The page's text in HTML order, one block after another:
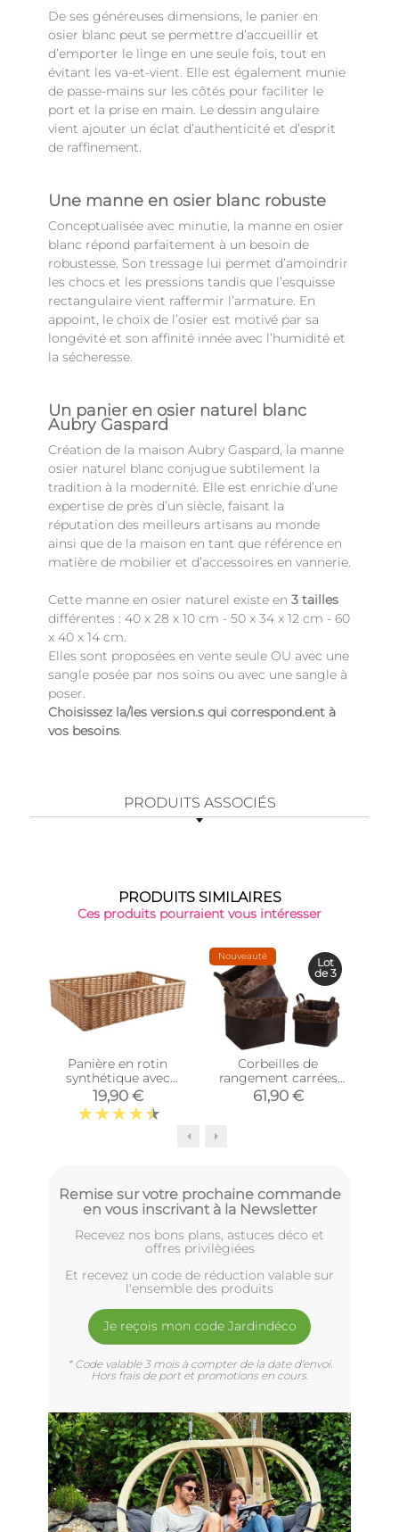
De ses généreuses dimensions, le panier en
osier blanc peut se permettre d’accueillir et
d’emporter le linge en une seule fois, tout en
évitant les va-et-vient. Elle est également munie
de passe-mains sur les côtés pour faciliter le
port et la prise en main. Le dessin angulaire
vient ajouter un éclat d’authenticité et d’esprit
de raffinement.
Une manne en osier blanc robuste
Conceptualisée avec minutie, la manne en osier
blanc répond parfaitement à un besoin de
robustesse. Son tressage lui permet d’amoindrir
les chocs et les pressions tandis que l’esquisse
rectangulaire vient raffermir l’armature. En
appoint, le choix de l’osier est motivé par sa
longévité et son affinité innée avec l’humidité et
la sécheresse.
Un panier en osier naturel blanc
Aubry Gaspard
Création de la maison Aubry Gaspard, la manne
osier naturel blanc conjugue subtilement la
tradition à la modernité. Elle est enrichie d’une
expertise de près d’un siècle, faisant la
réputation des meilleurs artisans au monde
ainsi que de la maison en tant que référence en
matière de mobilier et d’accessoires en vannerie.
Cette manne en osier naturel existe en 3 tailles
différentes : 40 x 28 x 10 cm - 50 x 34 x 12 cm - 60
x 40 x 14 cm.
Elles sont proposées en vente seule OU avec une
sangle posée par nos soins ou avec une sangle à
poser.
Choisissez la/les version.s qui correspond.ent à
vos besoins.
PRODUITS ASSOCIÉS
PRODUITS SIMILAIRES
Ces produits pourraient vous intéresser
Panière en rotin
synthétique avec
passe-main
(Longueur 40cm)
19,90 €
Nouveauté
Corbeilles de
rangement carrées
avec fourrure
synthétique (Lot de 3)
61,90 €
Lot
de 3
Remise sur votre prochaine commande
en vous inscrivant à la Newsletter
Recevez nos bons plans, astuces déco et
offres privilègiées
Et recevez un code de réduction valable sur
l'ensemble des produits
Je reçois mon code Jardindéco
* Code valable 3 mois à compter de la date d'envoi.
Hors frais de port et promotions en cours.